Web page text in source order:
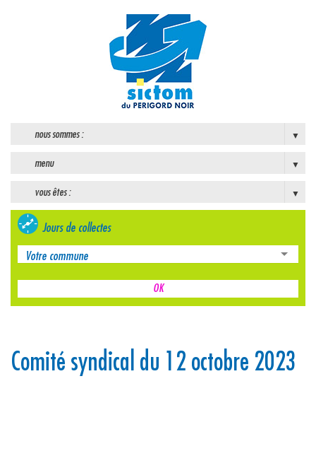
nous sommes :
menu
vous êtes :
Jours de collectes
Comité syndical du 12 octobre 2023